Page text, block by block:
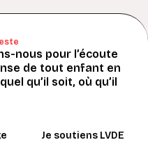
nous pour l’écoute
de tout enfant en
qu’il soit, où qu’il
Je soutiens LVDE